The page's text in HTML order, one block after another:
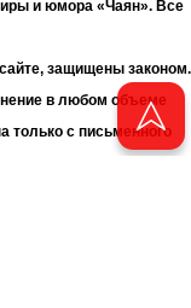
и юмора «Чаян». Все
защищены законом.
в любом объеме
только с письменного